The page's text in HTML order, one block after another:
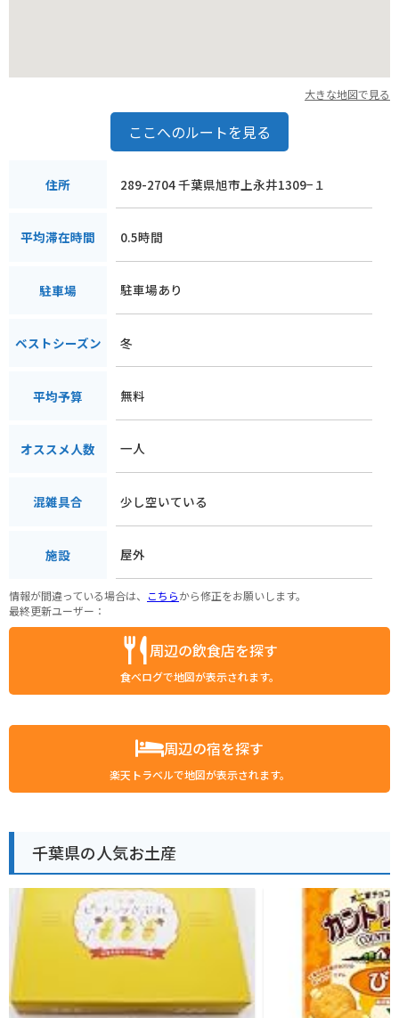
大きな地図で見る
ここへのルートを見る
住所 289-2704 千葉県旭市上永井1309−１
平均滞在時間 0.5時間
駐車場 駐車場あり
ベストシーズン 冬
平均予算 無料
オススメ人数 一人
混雑具合 少し空いている
施設 屋外
情報が間違っている場合は、 こちらから修正をお願いします。
最終更新ユーザー：
周辺の飲食店を探す
食べログで地図が表示されます。
周辺の宿を探す
楽天トラベルで地図が表示されます。
千葉県の人気お土産